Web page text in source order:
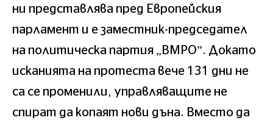
ни представлява пред Европейския
парламент и е заместник-председател
на политическа партия „ВМРО”. Докато
исканията на протеста вече 131 дни не
са се променили, управляващите не
спират да копаят нови дъна. Вместо да